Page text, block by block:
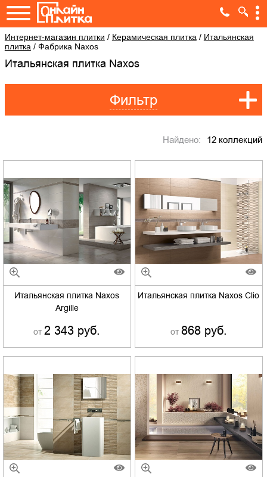
Интернет-магазин плитки / Керамическая плитка / Итальянская
плитка / Фабрика Naxos
Итальянская плитка Naxos
Фильтр
Найдено: 12 коллекций
Итальянская плитка Naxos
Argille
от 2 343 руб.
Итальянская плитка Naxos Clio
от 868 руб.